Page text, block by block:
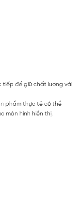
tiếp để giữ chất lượng vải
phẩm thực tế có thể
màn hình hiển thị.